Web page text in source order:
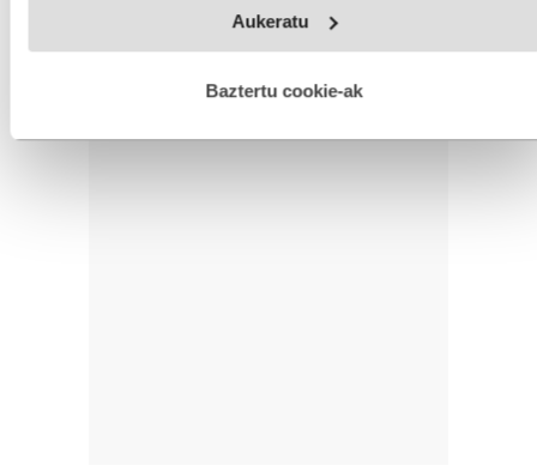
fitxategiak erabiltzen ditu. Zure esperientzia eta zerbitzuak
esplizitua ematen diguzu.Gehiago irakurri
Aukeratu
Baztertu cookie-ak